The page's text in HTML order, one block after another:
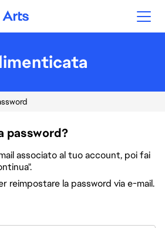
Arts
password?
associato al tuo account, poi fai
reimpostare la password via e-mail.
col tuo indirizzo e-mail